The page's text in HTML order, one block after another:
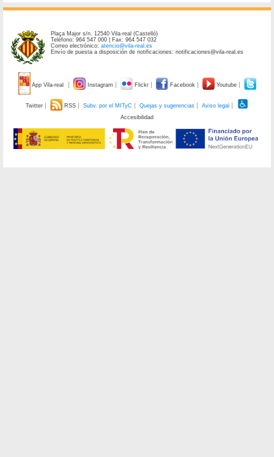
Plaça Major s/n. 12540 Vila-real (Castelló)
Teléfono: 964 547 000 | Fax: 964 547 032
Correo electrónico:atencio@vila-real.es
Envío de puesta a disposición de notificaciones: notificaciones@vila-real.es
App Vila-real Instagram Flickr Facebook Youtube
Twitter RSS Subv. por el MITyC Quejas y sugerencias
Aviso legal
Accesibilidad